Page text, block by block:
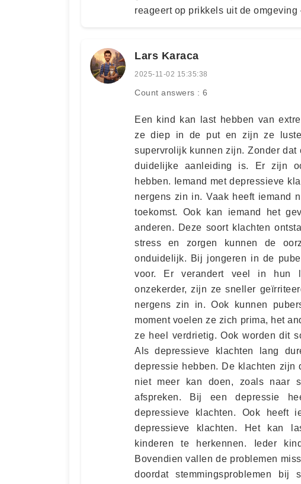
reageert op prikkels uit de
Lars Karaca
2025-11-02 15:35:38
Count answers : 6
Een kind kan last hebben van
ze diep in de put en zijn ze
supervrolijk kunnen zijn. Zonder
duidelijke aanleiding is. Er zijn
hebben. Iemand met depressieve
nergens zin in. Vaak heeft iemand
toekomst. Ook kan iemand het
anderen. Deze soort klachten
stress en zorgen kunnen de
onduidelijk. Bij jongeren in de
voor. Er verandert veel in hun
onzekerder, zijn ze sneller
nergens zin in. Ook kunnen
moment voelen ze zich prima, het
ze heel verdrietig. Ook worden dit
Als depressieve klachten lang
depressie hebben. De klachten zijn
niet meer kan doen, zoals naar
afspreken. Bij een depressie
depressieve klachten. Ook
depressieve klachten. Het kan
kinderen te herkennen. Ieder
Bovendien vallen de problemen
doordat stemmingsproblemen bij